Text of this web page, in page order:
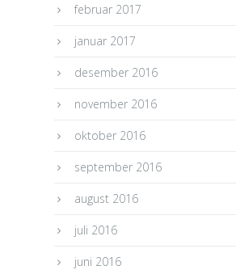
februar 2017
januar 2017
desember 2016
november 2016
oktober 2016
september 2016
august 2016
juli 2016
juni 2016